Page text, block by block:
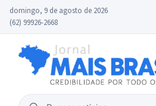
domingo, 9 de agosto de 2026
(62) 99926-2668